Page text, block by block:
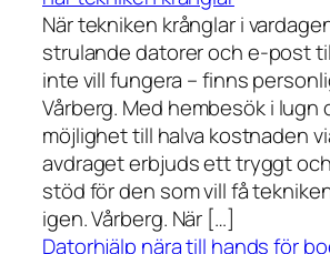
När tekniken krånglar i
strulande datorer och e-post
inte vill fungera – finns
Vårberg. Med hembesök i lugn
möjlighet till halva kostnaden
avdraget erbjuds ett tryggt
stöd för den som vill få
igen. Vårberg. När […]
Datorhjälp nära till hands för